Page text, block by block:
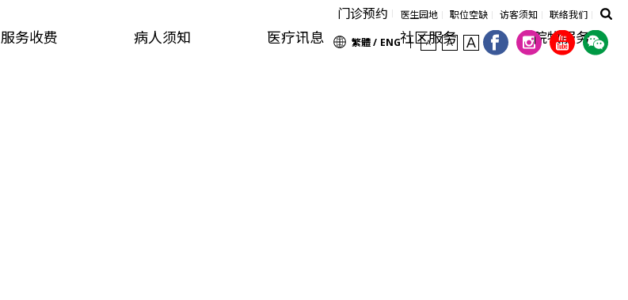
门诊预约 医生园地 职位空缺 访客须知 联络我们
繁體 / ENG
服务收费 病人须知 医疗讯息 社区服务 院牧服务